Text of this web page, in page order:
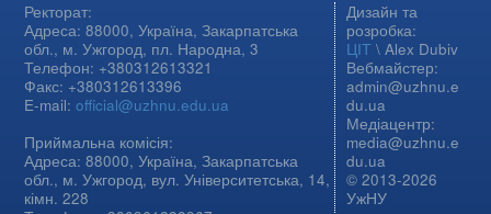
Ректорат:
Адреса: 88000, Україна, Закарпатська
обл., м. Ужгород, пл. Народна, 3
Телефон: +380312613321
Факс: +380312613396
E-mail:official@uzhnu.edu.ua
Приймальна комісія:
Адреса: 88000, Україна, Закарпатська
обл., м. Ужгород, вул. Університетська, 14,
кімн. 228
Дизайн та
розробка:
ЦІТ \ Alex Dubiv
Вебмайстер:
admin@uzhnu.e
du.ua
Медіацентр:
media@uzhnu.e
du.ua
© 2013-2026
УжНУ